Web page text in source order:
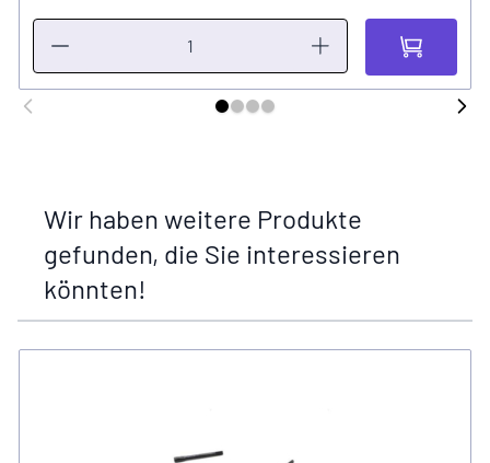
Wir haben weitere Produkte
gefunden, die Sie interessieren
könnten!